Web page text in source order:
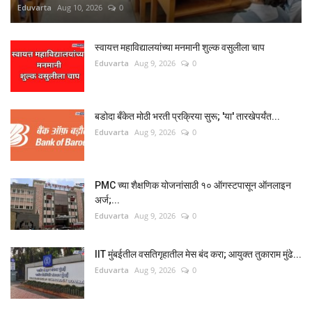
Eduvarta Aug 10, 2026 0
स्वायत्त महाविद्यालयांच्या मनमानी शुल्क वसुलीला चाप
Eduvarta Aug 9, 2026 0
बडोदा बँकेत मोठी भरती प्रक्रिया सुरू; 'या' तारखेपर्यंत...
Eduvarta Aug 9, 2026 0
PMC च्या शैक्षणिक योजनांसाठी १० ऑगस्टपासून ऑनलाइन
अर्ज;...
Eduvarta Aug 9, 2026 0
IIT मुंबईतील वसतिगृहातील मेस बंद करा; आयुक्त तुकाराम मुंढे...
Eduvarta Aug 9, 2026 0